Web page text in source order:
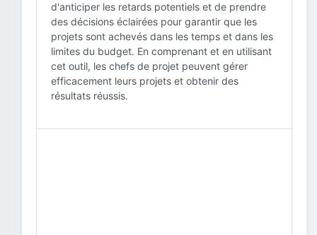
d'anticiper les retards potentiels et de prendre
des décisions éclairées pour garantir que les
projets sont achevés dans les temps et dans les
limites du budget. En comprenant et en utilisant
cet outil, les chefs de projet peuvent gérer
efficacement leurs projets et obtenir des
résultats réussis.